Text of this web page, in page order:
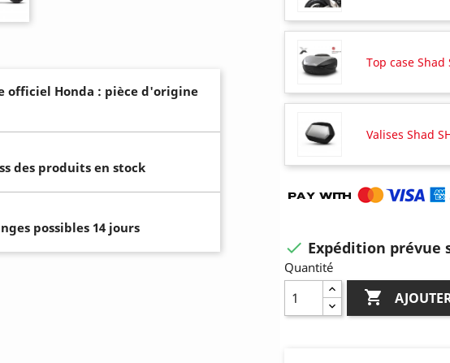
officiel Honda : pièce d'origine
des produits en stock
possibles 14 jours
Top case Shad
Valises Shad
 Expédition prévue
Quantité
